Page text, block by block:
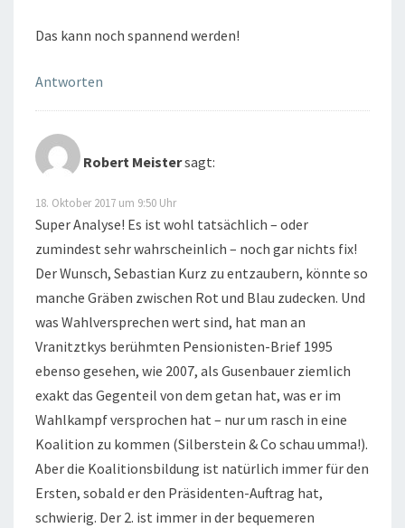
Das kann noch spannend werden!
Antworten
Robert Meistersagt:
18. Oktober 2017 um 9:50 Uhr
Super Analyse! Es ist wohl tatsächlich – oder
zumindest sehr wahrscheinlich – noch gar nichts fix!
Der Wunsch, Sebastian Kurz zu entzaubern, könnte so
manche Gräben zwischen Rot und Blau zudecken. Und
was Wahlversprechen wert sind, hat man an
Vranitztkys berühmten Pensionisten-Brief 1995
ebenso gesehen, wie 2007, als Gusenbauer ziemlich
exakt das Gegenteil von dem getan hat, was er im
Wahlkampf versprochen hat – nur um rasch in eine
Koalition zu kommen (Silberstein & Co schau umma!).
Aber die Koalitionsbildung ist natürlich immer für den
Ersten, sobald er den Präsidenten-Auftrag hat,
schwierig. Der 2. ist immer in der bequemeren